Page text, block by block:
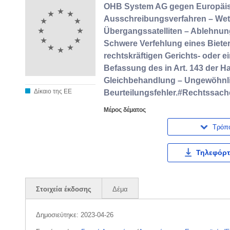
Δίκαιο της ΕΕ
OHB System AG gegen
Ausschreibungsverfahren –
Übergangssatelliten –
Schwere Verfehlung eines
rechtskräftigen Gerichts- oder
Befassung des in Art. 143 der
Gleichbehandlung –
Μέρος δέματος
Στοιχεία έκδοσης Δέμα
Δημοσιεύτηκε: 2023-04-26